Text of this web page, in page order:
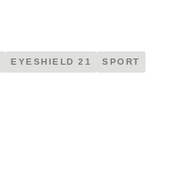
EYESHIELD 21 SPORT